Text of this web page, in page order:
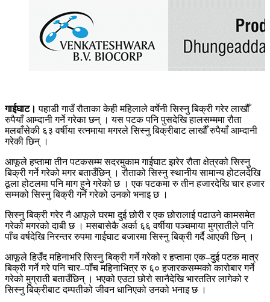
गाईघाट। पहाडी गाउँ रौताका केही महिलाले वर्षेनी सिस्नु बिक्री गरेर लाखौँ
रुपैयाँ आम्दानी गर्ने गरेका छन् । यस पटक पनि पुसदेखि हालसम्ममा रौता
मलबाँसेकी ६३ वर्षीया रत्नमाया मगरले सिस्नु बिक्रीबाट लाखौँ रुपैयाँ आम्दानी
गरेकी छिन् ।
आफूले हप्तामा तीन पटकसम्म सदरमुकाम गाईघाट झरेर रौता क्षेत्रको सिस्नु
बिक्री गर्ने गरेको मगर बताउँछिन् । रौताको सिस्नु स्थानीय सामान्य होटलदेखि
ठूला होटलमा पनि माग हुने गरेको छ । एक पटकमा रु तीन हजारदेखि चार हजार
सम्मको सिस्नु बिक्री गर्ने गरेको उनको भनाइ छ ।
सिस्नु बिक्री गरेर नै आफूले घरमा दुई छोरी र एक छोरालाई पढाउने कामसमेत
गरेको मगरको दाबी छ । मसबासेकै अर्का ६६ वर्षीया पञ्चमाया मुग्रातीले पनि
पाँच वर्षदेखि निरन्तर रुपमा गाईघाट बजारमा सिस्नु बिक्री गर्दै आएकी छिन् ।
आफूले हिउँद महिनाभरि सिस्नु बिक्री गर्ने गरेको र हप्तामा एक–दुई पटक मात्र
बिक्री गर्ने गरे पनि चार–पाँच महिनाभित्र रु ६० हजारकसम्मको कारोबार गर्ने
गरेको मुग्राती बताउँछिन् । भएको एउटा छोरो सानैदेखि भारततिर लागेको र
सिस्नु बिक्रीबाट दम्पतीको जीवन धानिएको उनको भनाइ छ ।